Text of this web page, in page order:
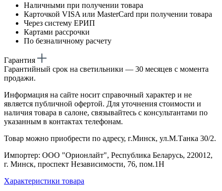
Наличными при получении товара
Карточкой VISA или MasterCard при получении товара
Через систему ЕРИП
Картами рассрочки
По безналичному расчету
Гарантия
Гарантийный срок на светильники — 30 месяцев с момента
продажи.
Информация на сайте носит справочный характер и не
является публичной офертой. Для уточнения стоимости и
наличия товара в салоне, связывайтесь с консультантами по
указанным в контактах телефонам.
Товар можно приобрести по адресу, г.Минск, ул.М.Танка 30/2.
Импортер: ООО "Орионлайт", Республика Беларусь, 220012,
г. Минск, проспект Независимости, 76, пом.1Н
Характеристики товара